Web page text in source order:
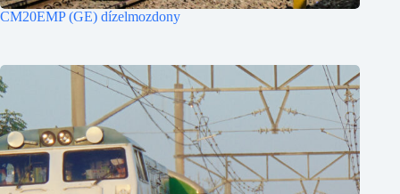
CM20EMP (GE) dízelmozdony